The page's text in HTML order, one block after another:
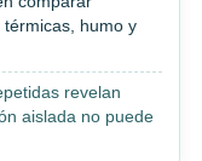
humo y
revelan
aislada no puede